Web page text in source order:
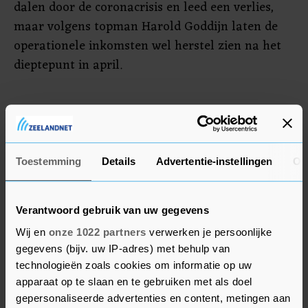
Toestemming Details Advertentie-instellingen
Verantwoord gebruik van uw gegevens
Wij en onze 1022 partners verwerken je persoonlijke
gegevens (bijv. uw IP-adres) met behulp van
technologieën zoals cookies om informatie op uw
apparaat op te slaan en te gebruiken met als doel
gepersonaliseerde advertenties en content, metingen aan
dalen door de coronacrisis en leed een verlies,
maar volgens topman Harold Goddijn laten de
operationele inkomsten wel herstel zien na het
dieptepunt in april.
Op de lokale markt steeg Tie Kinetix 5,8 procent.
Het softwarebedrijf heeft vooralsnog weinig last
van de crisis. De vraag naar diensten en de
naar verwachting ontwikkelen. Wel is met een
aantal klanten, die wel last hebben van de
coronamaatregelen, een verlenging van de
betalingstermijn of een andere regeling
getroffen.